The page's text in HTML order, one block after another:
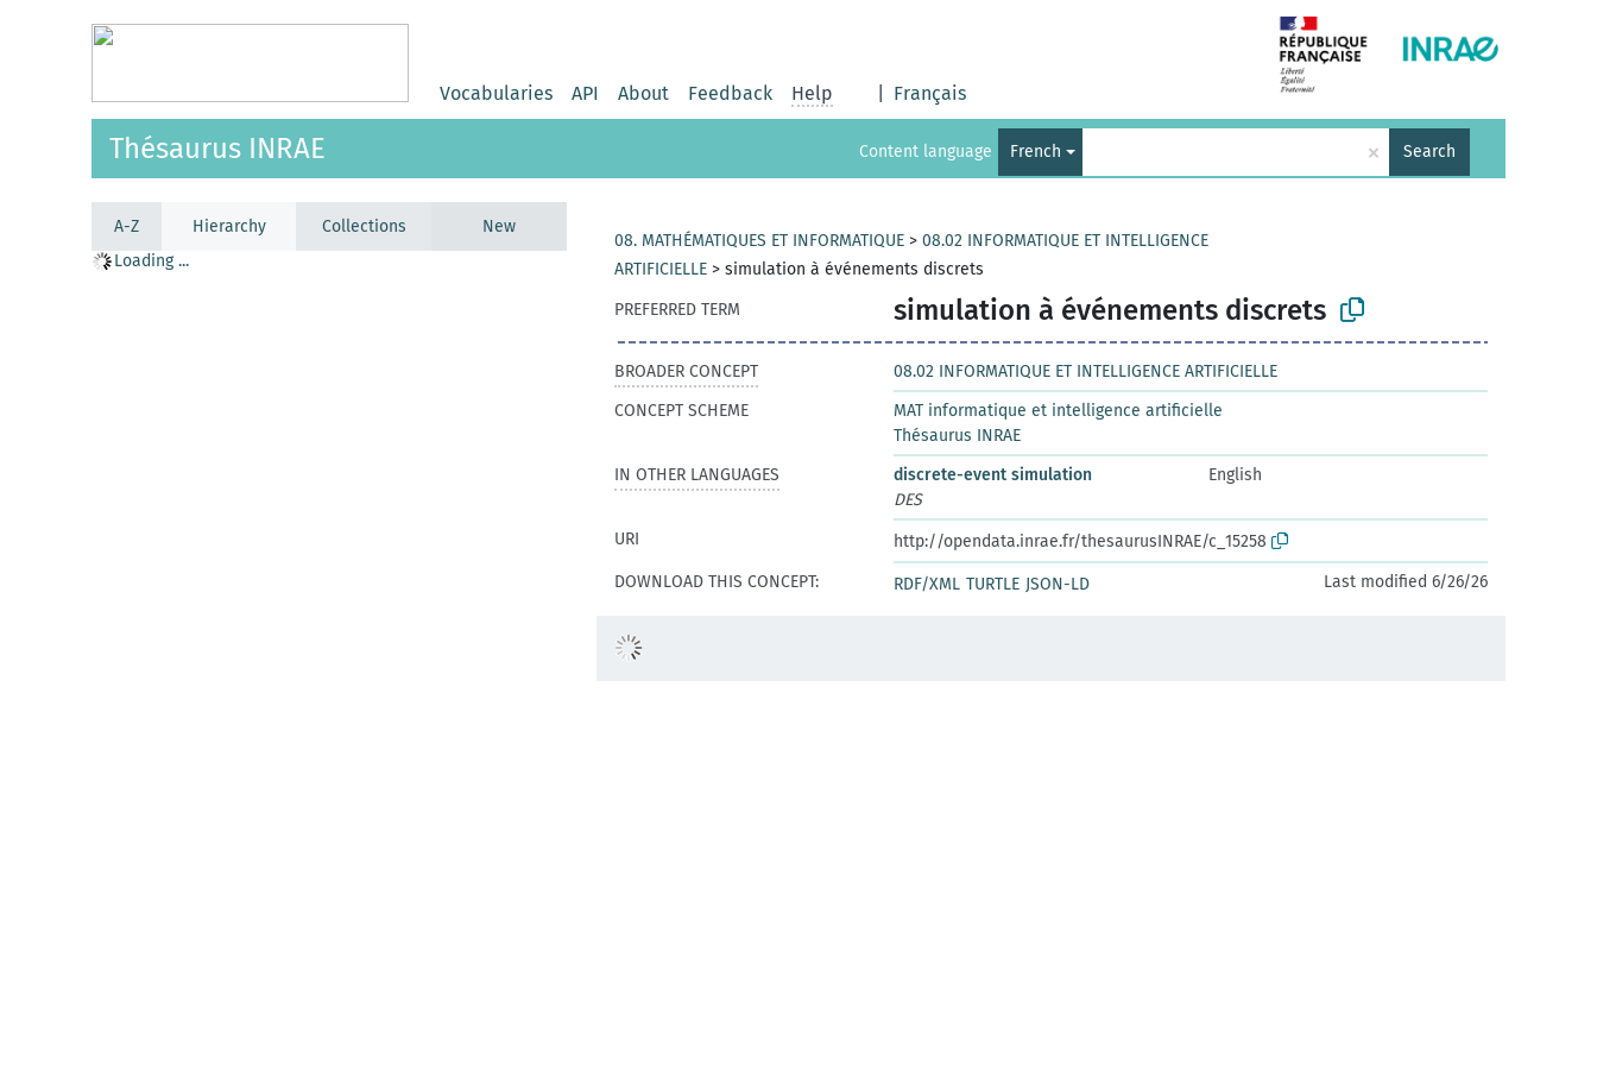
Vocabularies API About Feedback Help Français
Thésaurus INRAE Content language French × Search
A-Z Hierarchy Collections
New
Loading ...
08. MATHÉMATIQUES ET INFORMATIQUE > 08.02 INFORMATIQUE ET INTELLIGENCE
ARTIFICIELLE > simulation à événements discrets
PREFERRED TERM
simulation à événements discrets
BROADER CONCEPT
08.02 INFORMATIQUE ET INTELLIGENCE ARTIFICIELLE
CONCEPT SCHEME
MAT informatique et intelligence artificielle
Thésaurus INRAE
IN OTHER LANGUAGES
discrete-event simulation
English
DES
URI
http://opendata.inrae.fr/thesaurusINRAE/c_15258
DOWNLOAD THIS CONCEPT:
RDF/XML TURTLE JSON-LD Last modified 6/26/26